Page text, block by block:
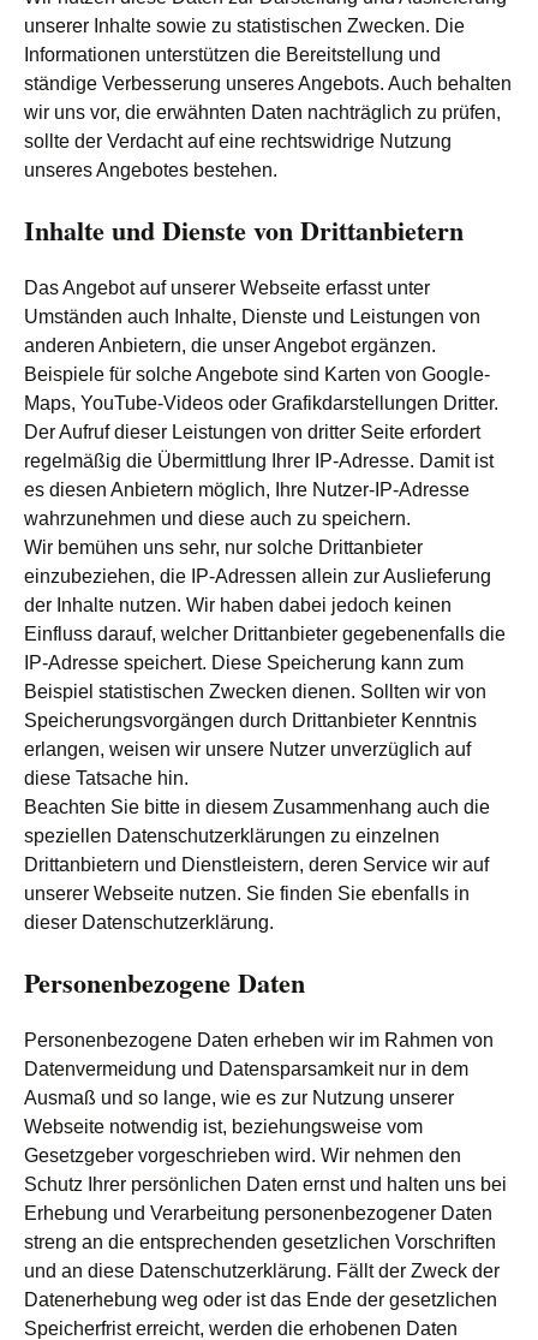
unserer Inhalte sowie zu statistischen Zwecken. Die
Informationen unterstützen die Bereitstellung und
ständige Verbesserung unseres Angebots. Auch behalten
wir uns vor, die erwähnten Daten nachträglich zu prüfen,
sollte der Verdacht auf eine rechtswidrige Nutzung
unseres Angebotes bestehen.
Inhalte und Dienste von Drittanbietern
Das Angebot auf unserer Webseite erfasst unter
Umständen auch Inhalte, Dienste und Leistungen von
anderen Anbietern, die unser Angebot ergänzen.
Beispiele für solche Angebote sind Karten von Google-
Maps, YouTube-Videos oder Grafikdarstellungen Dritter.
Der Aufruf dieser Leistungen von dritter Seite erfordert
regelmäßig die Übermittlung Ihrer IP-Adresse. Damit ist
es diesen Anbietern möglich, Ihre Nutzer-IP-Adresse
wahrzunehmen und diese auch zu speichern.
Wir bemühen uns sehr, nur solche Drittanbieter
einzubeziehen, die IP-Adressen allein zur Auslieferung
der Inhalte nutzen. Wir haben dabei jedoch keinen
Einfluss darauf, welcher Drittanbieter gegebenenfalls die
IP-Adresse speichert. Diese Speicherung kann zum
Beispiel statistischen Zwecken dienen. Sollten wir von
Speicherungsvorgängen durch Drittanbieter Kenntnis
erlangen, weisen wir unsere Nutzer unverzüglich auf
diese Tatsache hin.
Beachten Sie bitte in diesem Zusammenhang auch die
speziellen Datenschutzerklärungen zu einzelnen
Drittanbietern und Dienstleistern, deren Service wir auf
unserer Webseite nutzen. Sie finden Sie ebenfalls in
dieser Datenschutzerklärung.
Personenbezogene Daten
Personenbezogene Daten erheben wir im Rahmen von
Datenvermeidung und Datensparsamkeit nur in dem
Ausmaß und so lange, wie es zur Nutzung unserer
Webseite notwendig ist, beziehungsweise vom
Gesetzgeber vorgeschrieben wird. Wir nehmen den
Schutz Ihrer persönlichen Daten ernst und halten uns bei
Erhebung und Verarbeitung personenbezogener Daten
streng an die entsprechenden gesetzlichen Vorschriften
und an diese Datenschutzerklärung. Fällt der Zweck der
Datenerhebung weg oder ist das Ende der gesetzlichen
Speicherfrist erreicht, werden die erhobenen Daten